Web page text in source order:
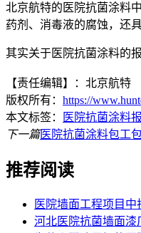
北京航特的医院抗菌涂料
药剂、消毒液的腐蚀，还
其实关于医院抗菌涂料的
【责任编辑】：北京航特
版权所有： https://
本文标签：
医院抗菌涂料
下一篇医院抗菌涂料包工
推荐阅读
医院墙面工程项目
河北医院抗菌墙面漆